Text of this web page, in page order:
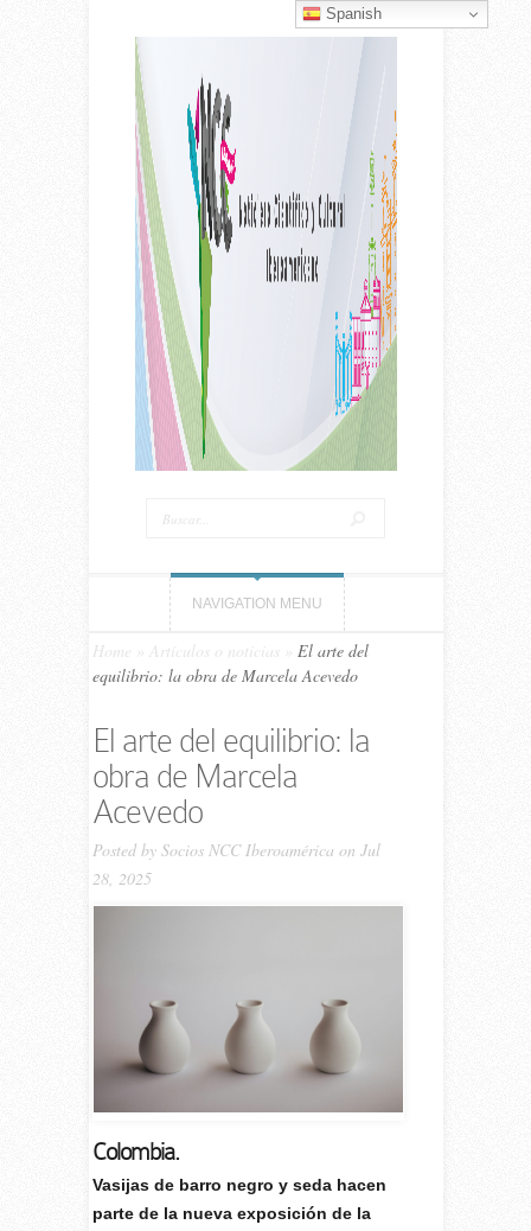
NAVIGATION MENU
Home Artículos o noticias
El arte del
equilibrio: la obra de Marcela Acevedo
El arte del equilibrio: la
obra de Marcela
Acevedo
Posted by Socios NCC Iberoamérica on Jul
28, 2025
Colombia.
Vasijas de barro negro y seda hacen
parte de la nueva exposición de la
Spanish